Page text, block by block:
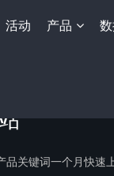
活动 产品
品关键词一个月快速